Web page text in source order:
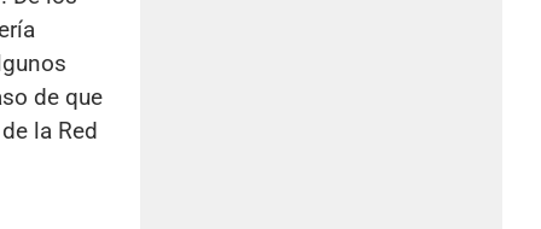
de que
la Red